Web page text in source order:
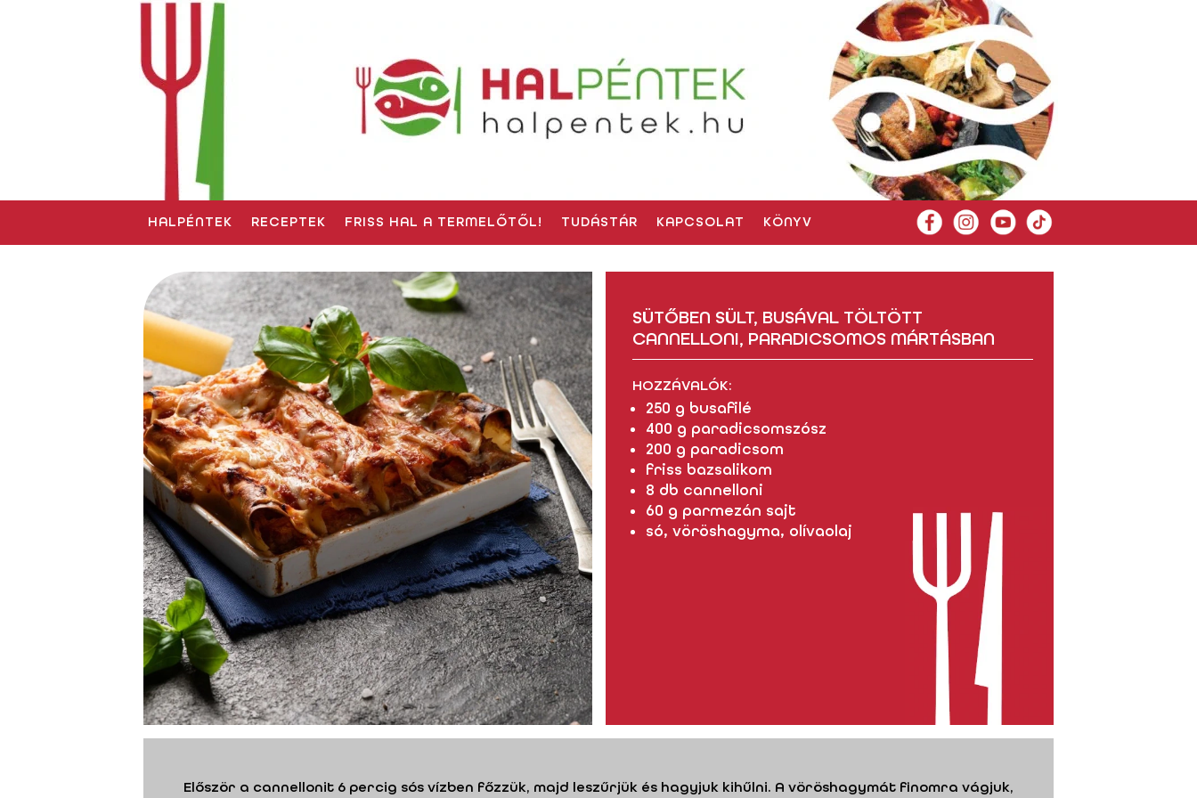
HALPÉNTEK RECEPTEK FRISS HAL A TERMELŐTŐL! TUDÁSTÁR KAPCSOLAT KÖNYV
SÜTŐBEN SÜLT, BUSÁVAL TÖLTÖTT
CANNELLONI, PARADICSOMOS MÁRTÁSBAN
HOZZÁVALÓK:
250 g busafilé
400 g paradicsomszósz
200 g paradicsom
friss bazsalikom
8 db cannelloni
60 g parmezán sajt
só, vöröshagyma, olívaolaj
Először a cannellonit 6 percig sós vízben főzzük, majd leszűrjük és hagyjuk kihűlni. A vöröshagymát finomra vágjuk,